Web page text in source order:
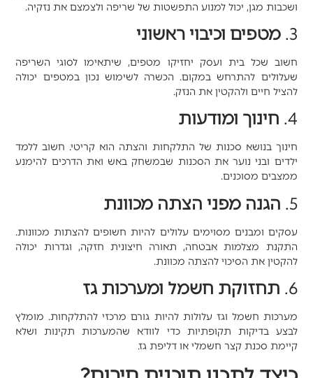
ושכבות מגן, יכול למנוע התפשטות של שריפה ולצמצם את נזקיה.
3. מטפים וכיבוי ראשוני
חשוב שכל בית ועסק יחזיקו מטפים, שיתאימו לסוגי השריפה
שעלולים להתרחש במקום. הכשרה לשימוש נכון במטפים יכולה
להציל חיים ולהקטין את הנזק.
4. חינוך ומודעות
חינוך בנושא סכנות של התלקחות והצתה הוא קריטי. חשוב ללמד
ילדים ובני נוער את הסכנות שבמשחק באש ואת הדרכים להימנע
ממצבים מסוכנים.
5. הגנה מפני הצתה מכוונת
עסקים ומבנים מסוימים עלולים להיות חשופים להצתות מכוונות.
התקנת מצלמות אבטחה, תאורה חיצונית חזקה, וגדרות יכולה
להקטין את הסיכוי להצתה מכוונת.
6. תחזוקת חשמל ומערכות גז
מערכות חשמל וגז עלולות להיות גורם מרכזי להתלקחות. מומלץ
לבצע בדיקות תקופתיות כדי לוודא שהמערכות תקינות ושלא
קיימת סכנת קצר חשמלי או דליפת גז.